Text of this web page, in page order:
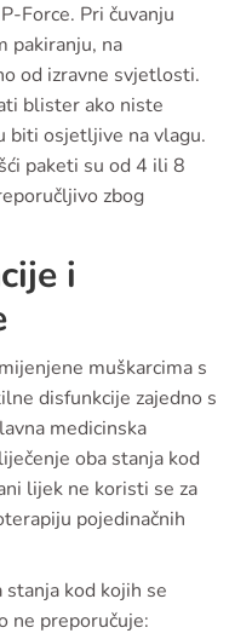
Force. Pri čuvanju
pakiranju, na
od izravne svjetlosti.
blister ako niste
biti osjetljive na vlagu.
paketi su od 4 ili 8
zbog
i
muškarcima s
disfunkcije zajedno s
medicinska
oba stanja kod
lijek ne koristi se za
pojedinačnih
kod kojih se
ne preporučuje: